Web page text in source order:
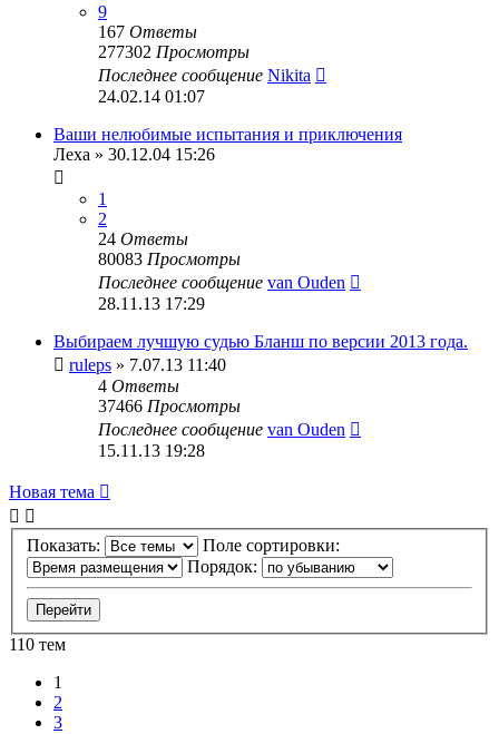
9
167 Ответы
277302 Просмотры
Последнее сообщение Nikita
24.02.14 01:07
Ваши нелюбимые испытания и приключения
Леха » 30.12.04 15:26
1
2
24 Ответы
80083 Просмотры
Последнее сообщение van Ouden
28.11.13 17:29
Выбираем лучшую судью Бланш по версии 2013 года.
ruleps » 7.07.13 11:40
4 Ответы
37466 Просмотры
Последнее сообщение van Ouden
15.11.13 19:28
Новая тема
Показать:
Поле сортировки:
Порядок:
110 тем
1
2
3